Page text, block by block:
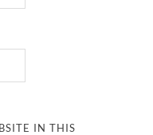
IN THIS